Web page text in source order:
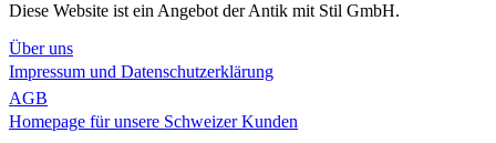
Diese Website ist ein Angebot der Antik mit Stil GmbH.
Über uns
Impressum und Datenschutzerklärung
AGB
Homepage für unsere Schweizer Kunden